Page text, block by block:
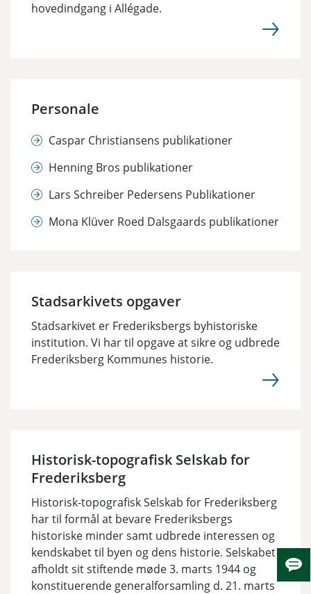
hovedindgang i Allégade.
Personale
Caspar Christiansens publikationer
Henning Bros publikationer
Lars Schreiber Pedersens Publikationer
Mona Klüver Roed Dalsgaards publikationer
Stadsarkivets opgaver
Stadsarkivet er Frederiksbergs byhistoriske
institution. Vi har til opgave at sikre og udbrede
Frederiksberg Kommunes historie.
Historisk-topografisk Selskab for
Frederiksberg
Historisk-topografisk Selskab for Frederiksberg
har til formål at bevare Frederiksbergs
historiske minder samt udbrede interessen og
kendskabet til byen og dens historie. Selskabet
afholdt sit stiftende møde 3. marts 1944 og
konstituerende generalforsamling d. 21. marts